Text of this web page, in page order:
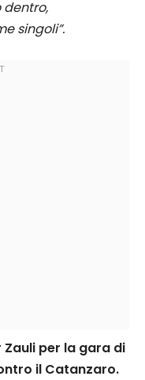
dentro,
singoli”.
per la gara di
il Catanzaro.